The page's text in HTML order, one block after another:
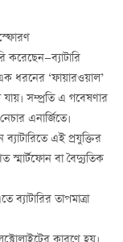
করেছেন—ব্যাটারি
ধরনের ‘ফায়ারওয়াল’
সম্প্রতি এ গবেষণার
এনার্জিতে।
এই প্রযুক্তির
স্মার্টফোন বা বৈদ্যুতিক
ব্যাটারির তাপমাত্রা